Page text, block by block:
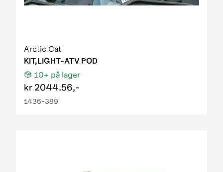
Arctic Cat
KIT,LIGHT-ATV POD
10+ på lager
kr 2044.56,-
1436-389